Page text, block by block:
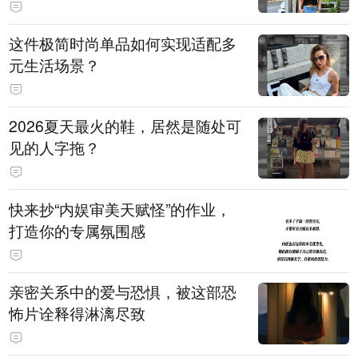
这件极简时尚单品如何实现适配多
元生活场景？
2026夏天最火的鞋，居然是随处可
见的人字拖？
快来抄“内娱审美天赋怪”的作业，
打造你的专属氛围感
亲密关系中的爱与恐惧，被这部恐
怖片诠释得淋漓尽致